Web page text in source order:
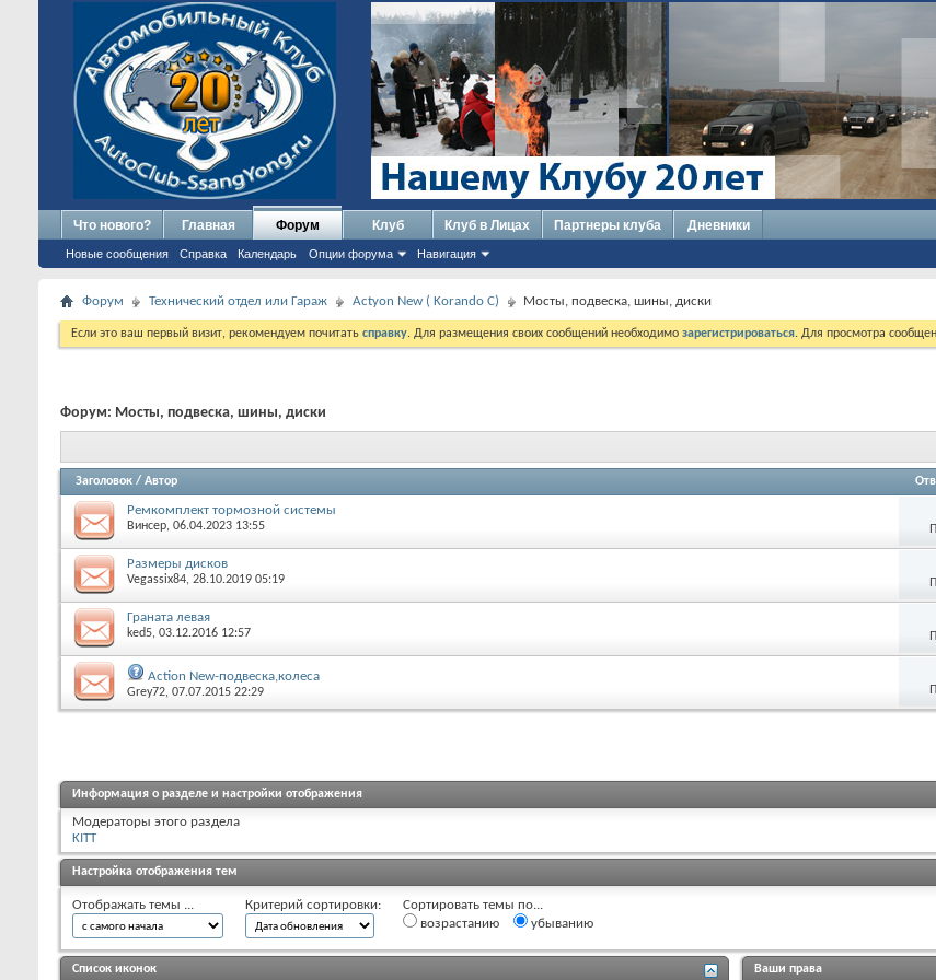
Что нового? Главная Форум
Новые сообщения Справка Календарь Опции форума Навигация
Клуб Клуб в Лицах Партнеры клуба Дневники
Форум Технический отдел или Гараж Actyon New ( Korando C) Мосты, подвеска, шины, диски
Если это ваш первый визит, рекомендуем почитать справку. Для размещения своих сообщений необходимо зарегистрироваться. Для просмотра
Форум: Мосты, подвеска, шины, диски
Заголовок / Автор
Ремкомплект тормозной системы
Винсер, 06.04.2023 13:55
Размеры дисков
Vegassix84, 28.10.2019 05:19
Граната левая
ked5, 03.12.2016 12:57
Action New-подвеска,колеса
Grey72, 07.07.2015 22:29
Информация о разделе и настройки отображения
Модераторы этого раздела
KITT
Настройка отображения тем
Отображать темы ... Критерий сортировки:
Сортировать темы по...
возрастанию
убыванию
Список иконок Ваши права